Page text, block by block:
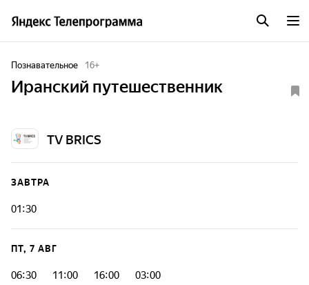
Познавательное 16+
Иранский путешественник
TV BRICS
ЗАВТРА
01:30
ПТ, 7 АВГ
06:30 11:00 16:00 03:00